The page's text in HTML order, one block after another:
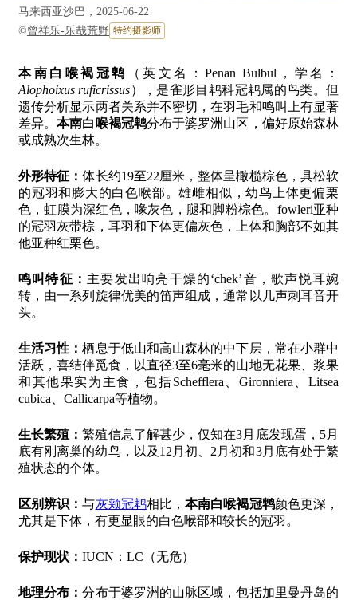
马来西亚沙巴，2025-06-22
©曾祥乐-乐哉荒野 特约摄影师
本南白喉褐冠鹎
（英文名：Penan Bulbul，学名：
Alophoixus ruficrissus），是雀形目鹎科冠鹎属的鸟类。但
遗传分析显示两者关系并不密切，在羽毛和鸣叫上有显著
差异。本南白喉褐冠鹎分布于婆罗洲山区，偏好原始森林
或成熟次生林。
外形特征：体长约19至22厘米，整体呈橄榄棕色，具松软
的冠羽和膨大的白色喉部。雄雌相似，幼鸟上体更偏栗
色，虹膜为深红色，喙灰色，腿和脚粉棕色。fowleri亚种
的冠羽灰带棕，耳羽和下体更偏灰色，上体和胸部不如其
他亚种红栗色。
鸣叫特征： 主要发出响亮干燥的‘chek’音，歌声悦耳婉
转，由一系列旋律优美的笛声组成，通常以几声刺耳音开
头。
生活习性：栖息于低山和高山森林的中下层，常在小群中
活跃，喜结伴觅食，以直径3至6毫米的山地无花果、浆果
和其他果实为主食，包括Schefflera、Gironniera、Litsea
cubica、Callicarpa等植物。
生长繁殖：繁殖信息了解甚少，仅知在3月底发现蛋，5月
底有刚离巢的幼鸟，以及12月初、2月初和3月底有处于繁
殖状态的个体。
区别辨识：与灰颊冠鹎相比，本南白喉褐冠鹎颜色更深，
尤其是下体，有更显眼的白色喉部和较长的冠羽。
保护现状： IUCN：LC（无危）
地理分布：分布于婆罗洲的山脉区域，包括加里曼丹岛的